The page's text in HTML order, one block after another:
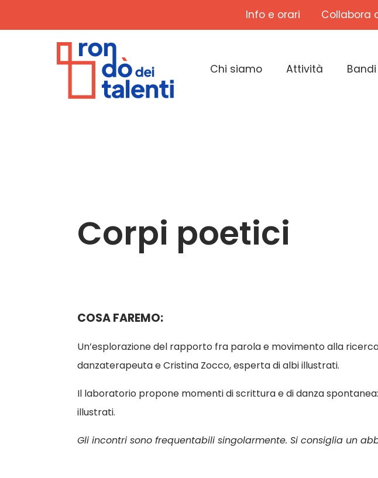
Info e orari Collabora
Chi siamo Attività Bandi
Corpi poetici
COSA FAREMO:
Un’esplorazione del rapporto fra parola e movimento alla
danzaterapeuta e Cristina Zocco, esperta di albi illustrati.
Il laboratorio propone momenti di scrittura e di danza
illustrati.
Gli incontri sono frequentabili singolarmente. Si consiglia un